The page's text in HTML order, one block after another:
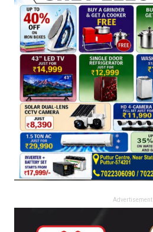
Advertisement